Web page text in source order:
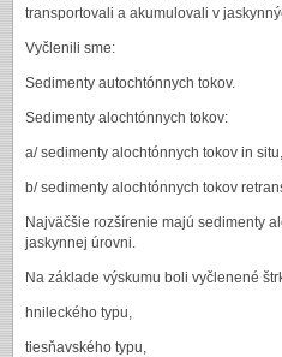
transportovali a akumulovali v
Vyčlenili sme:
Sedimenty autochtónnych tokov.
Sedimenty alochtónnych tokov:
a/ sedimenty alochtónnych tokov in situ,
b/ sedimenty alochtónnych tokov
Najväčšie rozšírenie majú sedimenty
jaskynnej úrovni.
Na základe výskumu boli vyčlenené
hnileckého typu,
tiesňavského typu,